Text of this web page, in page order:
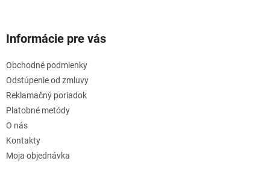
Informácie pre vás
Obchodné podmienky
Odstúpenie od zmluvy
Reklamačný poriadok
Platobné metódy
O nás
Kontakty
Moja objednávka